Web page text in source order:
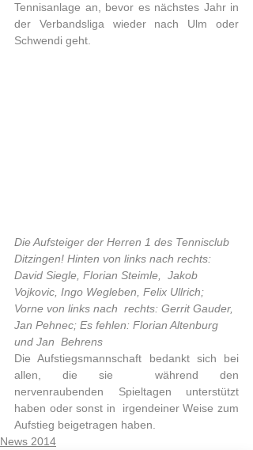
Tennisanlage an, bevor es nächstes Jahr in
der Verbandsliga wieder nach Ulm oder
Schwendi geht.
Die Aufsteiger der Herren 1 des Tennisclub
Ditzingen! Hinten von links nach rechts:
David Siegle, Florian Steimle,  Jakob
Vojkovic, Ingo Wegleben, Felix Ullrich;
Vorne von links nach  rechts: Gerrit Gauder,
Jan Pehnec; Es fehlen: Florian Altenburg
und Jan  Behrens
Die Aufstiegsmannschaft bedankt sich bei
allen, die sie  während den
nervenraubenden Spieltagen unterstützt
haben oder sonst in  irgendeiner Weise zum
News 2014